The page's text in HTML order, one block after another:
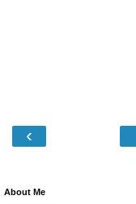
‹
About Me